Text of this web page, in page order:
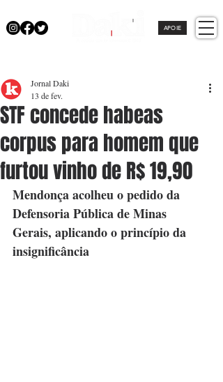
APOIE
STF concede habeas
corpus para homem que
furtou vinho de R$ 19,90
Jornal Daki
13 de fev.
Mendonça acolheu o pedido da
Defensoria Pública de Minas
Gerais, aplicando o princípio da
insignificância